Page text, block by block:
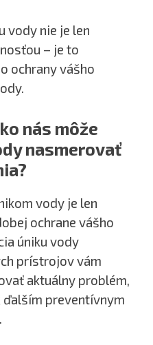
vody nie je len
– je to
ochrany vášho
nás môže
nasmerovať
vody je len
ochrane vášho
úniku vody
prístrojov vám
aktuálny problém,
ďalším preventívnym